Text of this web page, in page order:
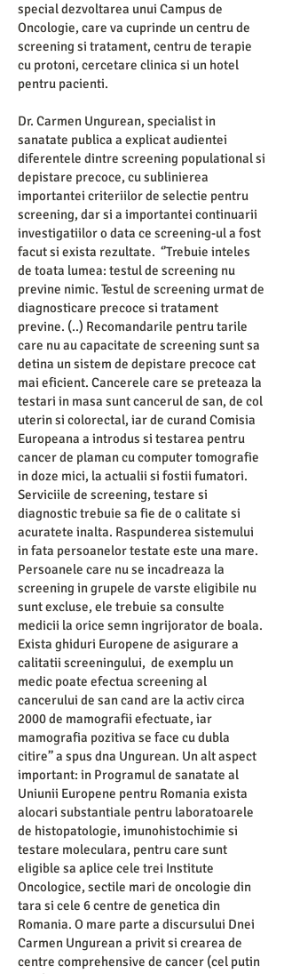
special dezvoltarea unui Campus de
Oncologie, care va cuprinde un centru de
screening si tratament, centru de terapie
cu protoni, cercetare clinica si un hotel
pentru pacienti.
Dr. Carmen Ungurean, specialist in
sanatate publica a explicat audientei
diferentele dintre screening populational si
depistare precoce, cu sublinierea
importantei criteriilor de selectie pentru
screening, dar si a importantei continuarii
investigatiilor o data ce screening-ul a fost
facut si exista rezultate. ‘’Trebuie inteles
de toata lumea: testul de screening nu
previne nimic. Testul de screening urmat de
diagnosticare precoce si tratament
previne. (..) Recomandarile pentru tarile
care nu au capacitate de screening sunt sa
detina un sistem de depistare precoce cat
mai eficient. Cancerele care se preteaza la
testari in masa sunt cancerul de san, de col
uterin si colorectal, iar de curand Comisia
Europeana a introdus si testarea pentru
cancer de plaman cu computer tomografie
in doze mici, la actualii si fostii fumatori.
Serviciile de screening, testare si
diagnostic trebuie sa fie de o calitate si
acuratete inalta. Raspunderea sistemului
in fata persoanelor testate este una mare.
Persoanele care nu se incadreaza la
screening in grupele de varste eligibile nu
sunt excluse, ele trebuie sa consulte
medicii la orice semn ingrijorator de boala.
Exista ghiduri Europene de asigurare a
calitatii screeningului, de exemplu un
medic poate efectua screening al
cancerului de san cand are la activ circa
2000 de mamografii efectuate, iar
mamografia pozitiva se face cu dubla
citire’’ a spus dna Ungurean. Un alt aspect
important: in Programul de sanatate al
Uniunii Europene pentru Romania exista
alocari substantiale pentru laboratoarele
de histopatologie, imunohistochimie si
testare moleculara, pentru care sunt
eligible sa aplice cele trei Institute
Oncologice, sectile mari de oncologie din
tara si cele 6 centre de genetica din
Romania. O mare parte a discursului Dnei
Carmen Ungurean a privit si crearea de
centre comprehensive de cancer (cel putin